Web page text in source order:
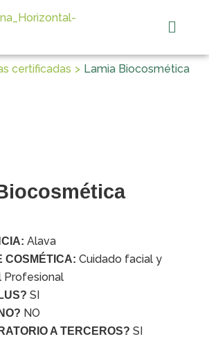
Menú
certificadas Lamia Biocosmética
Alava
COSMÉTICA: Cuidado facial y
Profesional
SI
NO
A TERCEROS? SI